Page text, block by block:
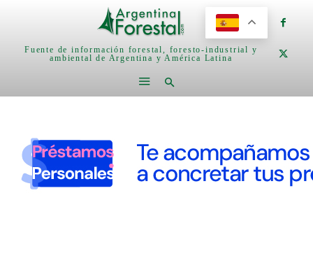
Fuente de información forestal, foresto-industrial y
ambiental de Argentina y América Latina